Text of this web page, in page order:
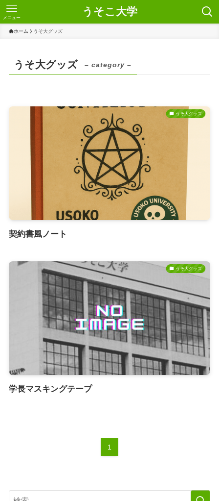
うそこ大学
メニュー
ホーム うそ大グッズ
うそ大グッズ – category –
うそ大グッズ
契約書風ノート
うそ大グッズ
学長マスキングテープ
1